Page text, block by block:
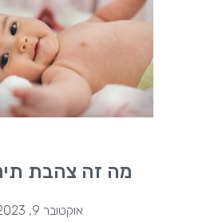
מה זה צהבת
אוקטובר 9, 2023